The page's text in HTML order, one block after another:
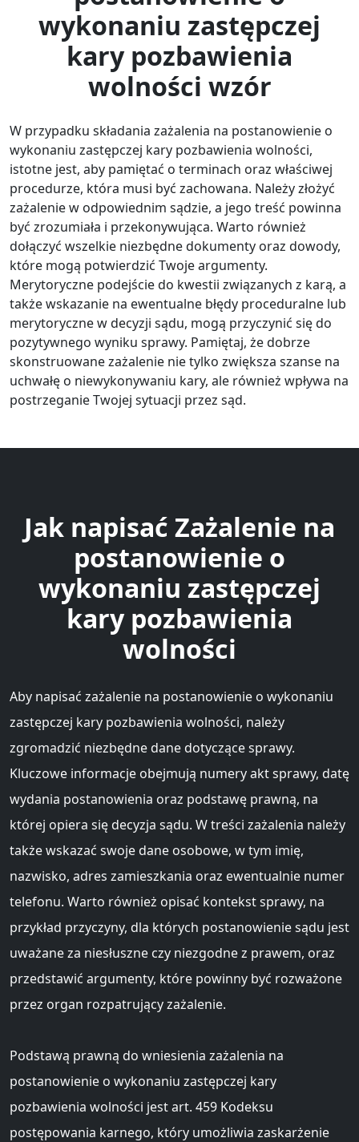
wykonaniu zastępczej
kary pozbawienia
wolności wzór
W przypadku składania zażalenia na postanowienie o
wykonaniu zastępczej kary pozbawienia wolności,
istotne jest, aby pamiętać o terminach oraz właściwej
procedurze, która musi być zachowana. Należy złożyć
zażalenie w odpowiednim sądzie, a jego treść powinna
być zrozumiała i przekonywująca. Warto również
dołączyć wszelkie niezbędne dokumenty oraz dowody,
które mogą potwierdzić Twoje argumenty.
Merytoryczne podejście do kwestii związanych z karą, a
także wskazanie na ewentualne błędy proceduralne lub
merytoryczne w decyzji sądu, mogą przyczynić się do
pozytywnego wyniku sprawy. Pamiętaj, że dobrze
skonstruowane zażalenie nie tylko zwiększa szanse na
uchwałę o niewykonywaniu kary, ale również wpływa na
postrzeganie Twojej sytuacji przez sąd.
Jak napisać Zażalenie na
postanowienie o
wykonaniu zastępczej
kary pozbawienia
wolności
Aby napisać zażalenie na postanowienie o wykonaniu
zastępczej kary pozbawienia wolności, należy
zgromadzić niezbędne dane dotyczące sprawy.
Kluczowe informacje obejmują numery akt sprawy, datę
wydania postanowienia oraz podstawę prawną, na
której opiera się decyzja sądu. W treści zażalenia należy
także wskazać swoje dane osobowe, w tym imię,
nazwisko, adres zamieszkania oraz ewentualnie numer
telefonu. Warto również opisać kontekst sprawy, na
przykład przyczyny, dla których postanowienie sądu jest
uważane za niesłuszne czy niezgodne z prawem, oraz
przedstawić argumenty, które powinny być rozważone
przez organ rozpatrujący zażalenie.
Podstawą prawną do wniesienia zażalenia na
postanowienie o wykonaniu zastępczej kary
pozbawienia wolności jest art. 459 Kodeksu
postępowania karnego, który umożliwia zaskarżenie